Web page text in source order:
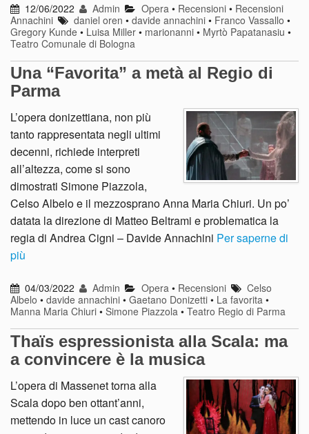
12/06/2022 Admin Opera • Recensioni• Recensioni
Annachini
daniel oren •davide annachini • Franco Vassallo •
Gregory Kunde • Luisa Miller • marionanni • Myrtò Papatanasiu •
Teatro Comunale di Bologna
Una “Favorita” a metà al Regio di
Parma
L’opera donizettiana, non più
tanto rappresentata negli ultimi
decenni, richiede interpreti
all’altezza, come si sono
dimostrati Simone Piazzola,
Celso Albelo e il mezzosprano Anna Maria Chiuri. Un po’
datata la direzione di Matteo Beltrami e problematica la
regia di Andrea Cigni – Davide Annachini Per saperne di
più
04/03/2022 Admin Opera• Recensioni
Celso
Albelo • davide annachini • Gaetano Donizetti • La favorita •
Manna Maria Chiuri • Simone Piazzola • Teatro Regio di Parma
Thaïs espressionista alla Scala: ma
a convincere è la musica
L’opera di Massenet torna alla
Scala dopo ben ottant’anni,
mettendo in luce un cast canoro